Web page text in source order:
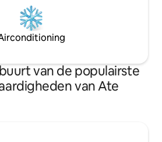
van de populairste
van Ate